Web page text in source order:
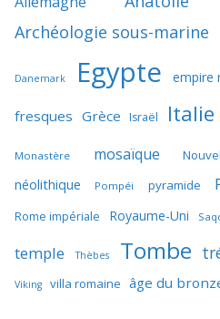
Archéologie sous-marine
Danemark Egypte empire
fresques Grèce Israël Italie
Monastère mosaïque
néolithique Pompéi pyramide
Rome impériale Royaume-Uni
temple Thèbes Tombe
Viking villa romaine âge du